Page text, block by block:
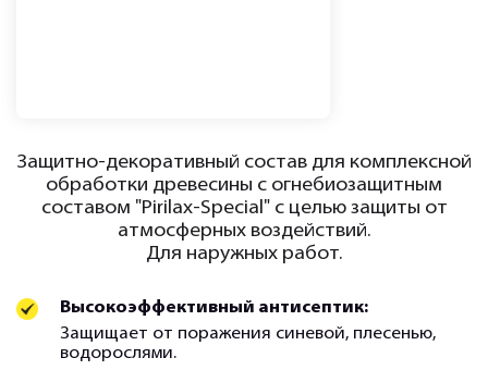
Защитно-декоративный состав для комплексной
обработки древесины с огнебиозащитным
составом "Pirilax-Special" с целью защиты от
атмосферных воздействий.
Для наружных работ.
Высокоэффективный антисептик:
Защищает от поражения синевой, плесенью,
водорослями.